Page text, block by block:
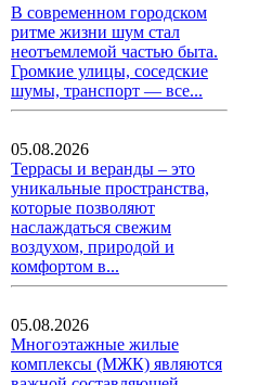
В современном городском
ритме жизни шум стал
неотъемлемой частью быта.
Громкие улицы, соседские
шумы, транспорт — все...
05.08.2026
Террасы и веранды – это
уникальные пространства,
которые позволяют
наслаждаться свежим
воздухом, природой и
комфортом в...
05.08.2026
Многоэтажные жилые
комплексы (МЖК) являются